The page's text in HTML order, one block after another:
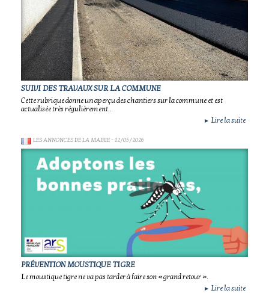
SUIVI DES TRAVAUX SUR LA COMMUNE
Cette rubrique donne un aperçu des chantiers sur la commune et est
actualisée très régulièrement..
► Lire la suite
LES ANNONCES DE LA MAIRIE- 12/05/2026
PRÉVENTION MOUSTIQUE TIGRE
Le moustique tigre ne va pas tarder à faire son « grand retour ».
► Lire la suite